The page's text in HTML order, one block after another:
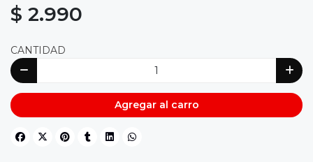
$ 2.990
CANTIDAD
Agregar al carro